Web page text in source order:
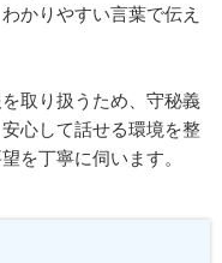
かりやすい言葉で伝え
取り扱うため、守秘義
心して話せる環境を整
を丁寧に伺います。